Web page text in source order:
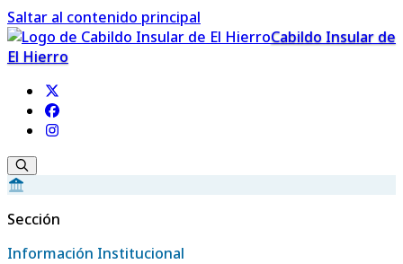
Saltar al contenido principal
Cabildo Insular de
El Hierro
Sección
Información Institucional